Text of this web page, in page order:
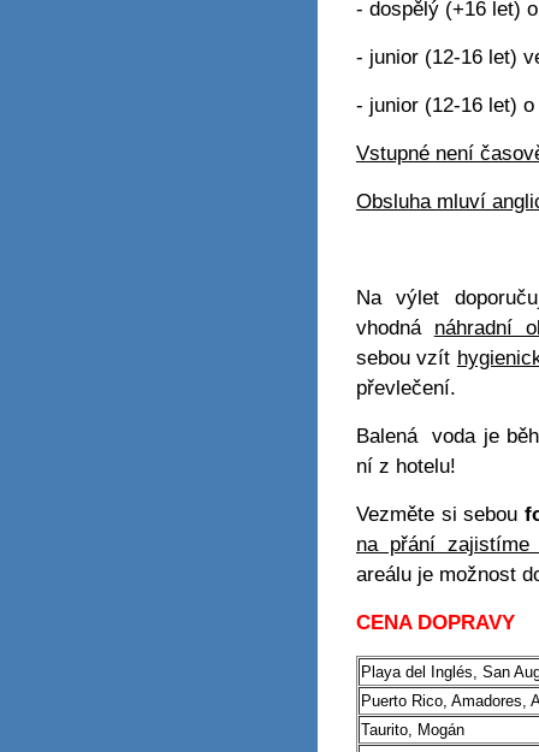
- dospělý (+16 let)
- junior (12-16 let)
- junior (12-16 let) o
Vstupné není
Obsluha mluví
Na výlet
vhodná náhradní
sebou vzít
převlečení.
Balená voda je
ní z hotelu!
Vezměte si sebou
na přání
areálu je možnost
CENA DOPRAVY
Playa del Inglés, San
Puerto Rico, Amadores,
Taurito, Mogán